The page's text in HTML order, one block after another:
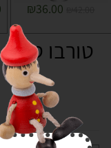
₪36.00
טורבו